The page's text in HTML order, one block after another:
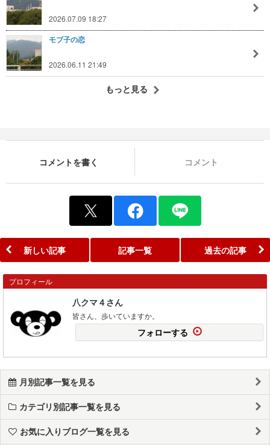
2026.07.09 18:27
モブ子の恋
2026.06.11 21:49
もっと見る
コメントを書く コメント
新しい記事 記事一覧 過去の記事
プロフィール
八クマ４さん
皆さん、歩いていますか。
フォローする
月別記事一覧を見る
カテゴリ別記事一覧を見る
お気に入りブログ一覧を見る